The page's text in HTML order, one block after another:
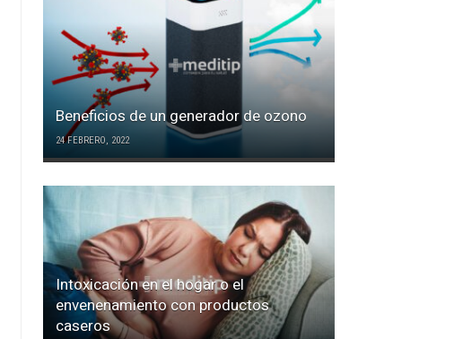
Beneficios de un generador de ozono
24 FEBRERO, 2022
Intoxicación en el hogar o el
envenenamiento con productos
caseros